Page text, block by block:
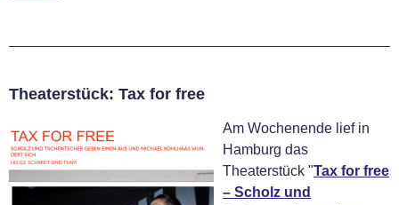
Theaterstück: Tax for free
Am Wochenende lief in
Hamburg das
Theaterstück "Tax for free
– Scholz und